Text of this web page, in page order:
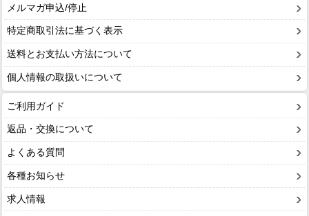
メルマガ申込/停止
特定商取引法に基づく表示
送料とお支払い方法について
個人情報の取扱いについて
ご利用ガイド
返品・交換について
よくある質問
各種お知らせ
求人情報